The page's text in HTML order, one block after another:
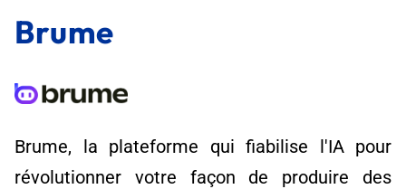
Solutions
Audit SEO
Brume
Brume, la plateforme qui fiabilise l'IA pour
révolutionner votre façon de produire des